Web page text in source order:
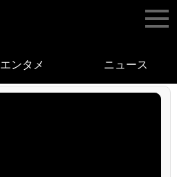
エンタメ ニュース